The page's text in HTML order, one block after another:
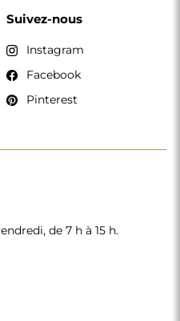
de 7 h à 15 h.
Suivez-nous
Instagram
Facebook
Pinterest